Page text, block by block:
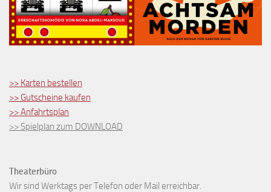
>> Karten bestellen
>> Gutscheine kaufen
>> Anfahrtsplan
>> Spielplan zum DOWNLOAD
Theaterbüro
Wir sind Werktags per Telefon oder Mail erreichbar.